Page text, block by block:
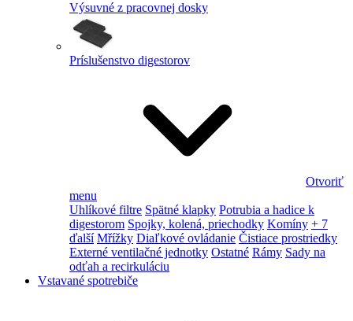
Výsuvné z pracovnej dosky
Príslušenstvo digestorov
Otvoriť
menu
Uhlíkové filtre Spätné klapky Potrubia a hadice k
digestorom Spojky, kolená, priechodky Komíny + 7
ďalší Mřížky Diaľkové ovládanie Čistiace prostriedky
Externé ventilačné jednotky Ostatné Rámy Sady na
odťah a recirkuláciu
Vstavané spotrebiče